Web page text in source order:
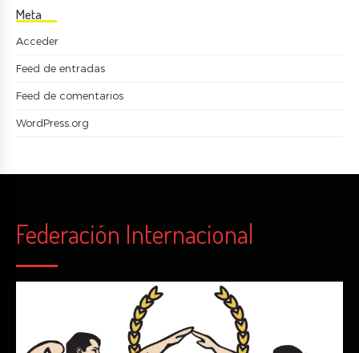
Meta
Acceder
Feed de entradas
Feed de comentarios
WordPress.org
Federación Internacional